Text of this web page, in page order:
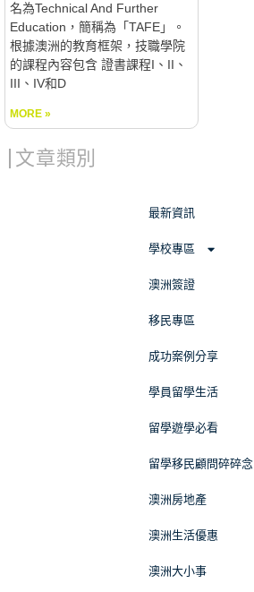
名為Technical And Further
Education，簡稱為「TAFE」。
根據澳洲的教育框架，技職學院
的課程內容包含 證書課程I、II、
III、IV和D
MORE »
文章類別
最新資訊
學校專區
澳洲簽證
移民專區
成功案例分享
學員留學生活
留學遊學必看
留學移民顧問碎碎念
澳洲房地產
澳洲生活優惠
澳洲大小事